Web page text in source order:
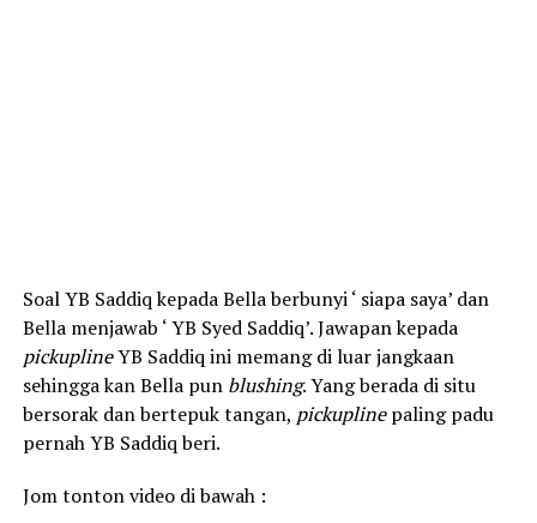
Soal YB Saddiq kepada Bella berbunyi ‘ siapa saya’ dan
Bella menjawab ‘ YB Syed Saddiq’. Jawapan kepada
pickuplineYB Saddiq ini memang di luar jangkaan
sehingga kan Bella pun blushing. Yang berada di situ
bersorak dan bertepuk tangan, pickuplinepaling padu
pernah YB Saddiq beri.
Jom tonton video di bawah :